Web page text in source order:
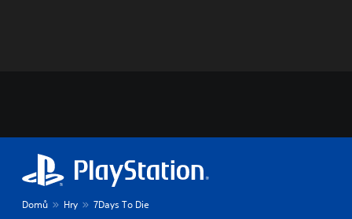
Domů Hry 7Days To Die